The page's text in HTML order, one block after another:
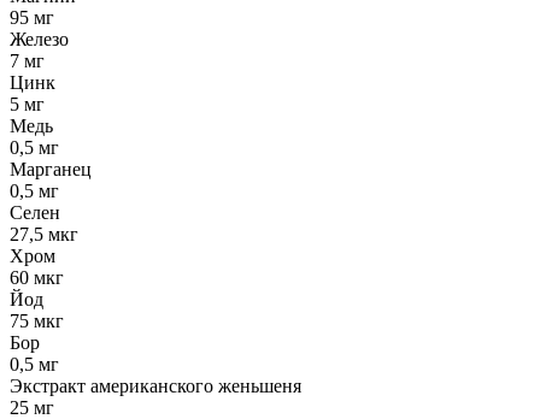
95 мг
Железо
7 мг
Цинк
5 мг
Медь
0,5 мг
Марганец
0,5 мг
Селен
27,5 мкг
Хром
60 мкг
Йод
75 мкг
Бор
0,5 мг
Экстракт американского женьшеня
25 мг